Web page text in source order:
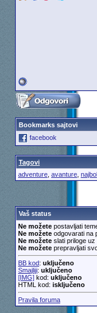
Bookmarks sajtovi
facebook
Tagovi
adventure, avanture,
Vaš status
Ne možetepostavljati
Ne možeteodgovarati na
Ne možeteslati priloge uz
Ne možeteprepravljati
BB kod: uključeno
Smajliji: uključeno
[IMG]kod: uključeno
HTML kod: isključeno
Pravila foruma